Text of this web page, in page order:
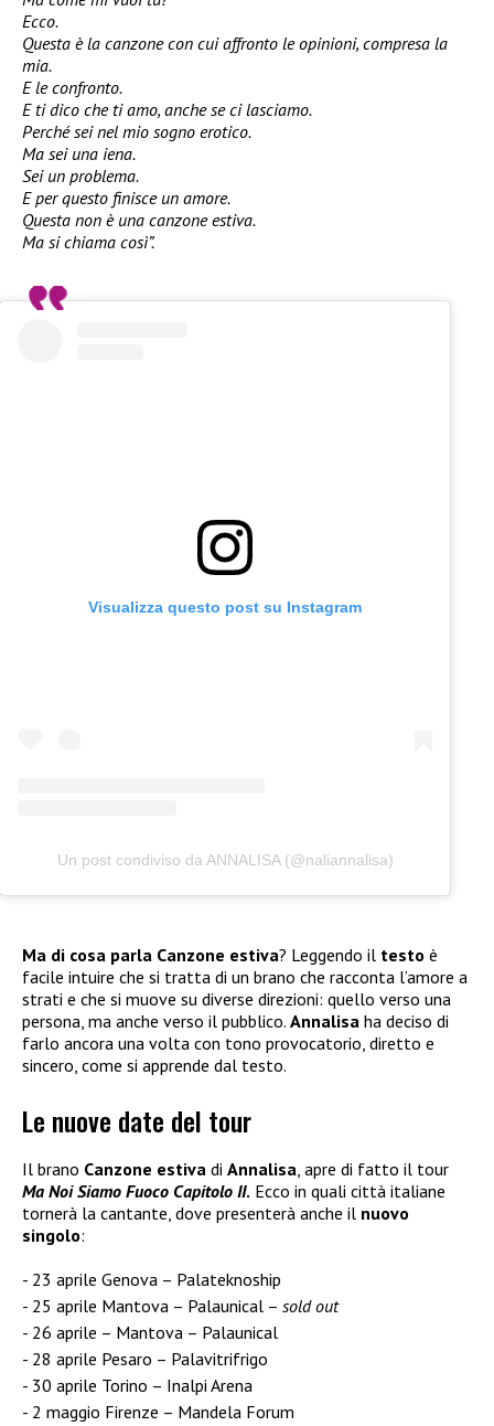
Ecco.
Questa è la canzone con cui affronto le opinioni, compresa la
mia.
E le confronto.
E ti dico che ti amo, anche se ci lasciamo.
Perché sei nel mio sogno erotico.
Ma sei una iena.
Sei un problema.
E per questo finisce un amore.
Questa non è una canzone estiva.
Ma si chiama così”.
Visualizza questo post su Instagram
Un post condiviso da ANNALISA (@naliannalisa)
Ma di cosa parla Canzone estiva? Leggendo il testo è
facile intuire che si tratta di un brano che racconta l’amore a
strati e che si muove su diverse direzioni: quello verso una
persona, ma anche verso il pubblico. Annalisa ha deciso di
farlo ancora una volta con tono provocatorio, diretto e
sincero, come si apprende dal testo.
Le nuove date del tour
Il brano Canzone estiva di Annalisa, apre di fatto il tour
Ma Noi Siamo Fuoco Capitolo II. Ecco in quali città italiane
tornerà la cantante, dove presenterà anche il nuovo
singolo:
23 aprile Genova – Palateknoship
25 aprile Mantova – Palaunical – sold out
26 aprile – Mantova – Palaunical
28 aprile Pesaro – Palavitrifrigo
30 aprile Torino – Inalpi Arena
2 maggio Firenze – Mandela Forum